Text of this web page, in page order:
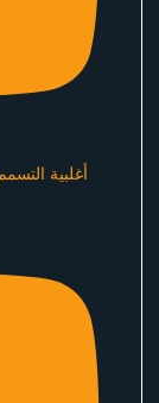
أغلبية